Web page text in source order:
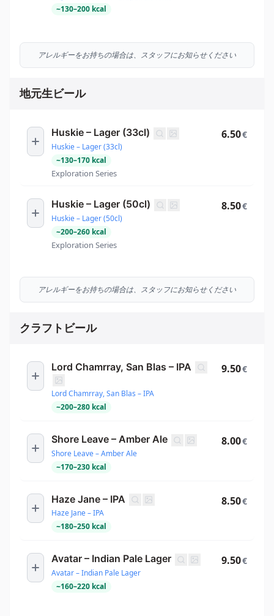
~130–200 kcal
アレルギーをお持ちの場合は、スタッフにお知らせください
地元生ビール
Huskie – Lager (33cl)
Huskie – Lager (33cl)
~130–170 kcal
Exploration Series
6.50€
Huskie – Lager (50cl)
Huskie – Lager (50cl)
~200–260 kcal
Exploration Series
8.50€
アレルギーをお持ちの場合は、スタッフにお知らせください
クラフトビール
Lord Chamrray, San Blas – IPA
Lord Chamrray, San Blas – IPA
~200–280 kcal
9.50€
Shore Leave – Amber Ale
Shore Leave – Amber Ale
~170–230 kcal
8.00€
Haze Jane – IPA
Haze Jane – IPA
~180–250 kcal
8.50€
Avatar – Indian Pale Lager
Avatar – Indian Pale Lager
~160–220 kcal
9.50€